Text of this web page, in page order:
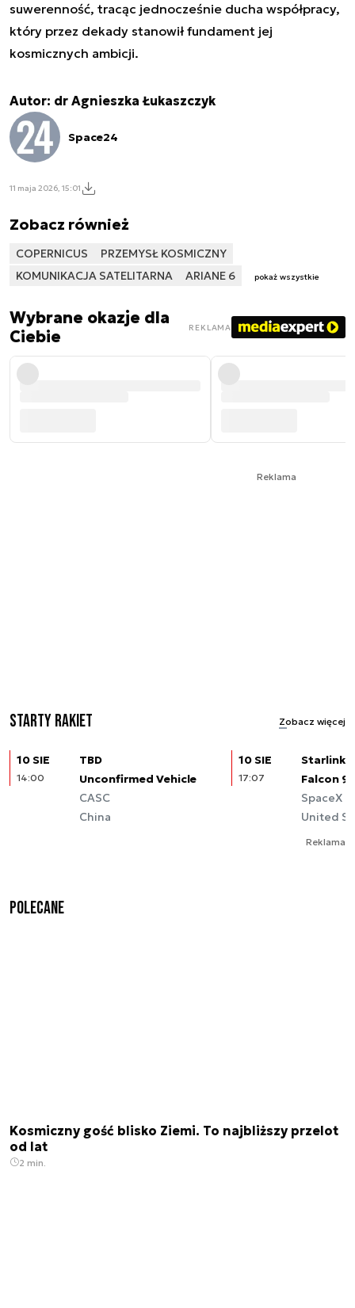
suwerenność, tracąc jednocześnie ducha współpracy,
który przez dekady stanowił fundament jej
kosmicznych ambicji.
Autor: dr Agnieszka Łukaszczyk
Space24
11 maja 2026, 15:01
Zobacz również
COPERNICUS
PRZEMYSŁ KOSMICZNY
KOMUNIKACJA SATELITARNA
ARIANE 6 pokaż wszystkie
Wybrane okazje dla
Ciebie
REKLAMA
Reklama
Starty rakiet Zobacz więcej
10 SIE
14:00
TBD
Unconfirmed Vehicle
CASC
China
10 SIE
17:07
Starlink
Falcon 9
SpaceX
United
Reklama
Polecane
Kosmiczny gość blisko Ziemi. To najbliższy przelot
od lat
2 min.